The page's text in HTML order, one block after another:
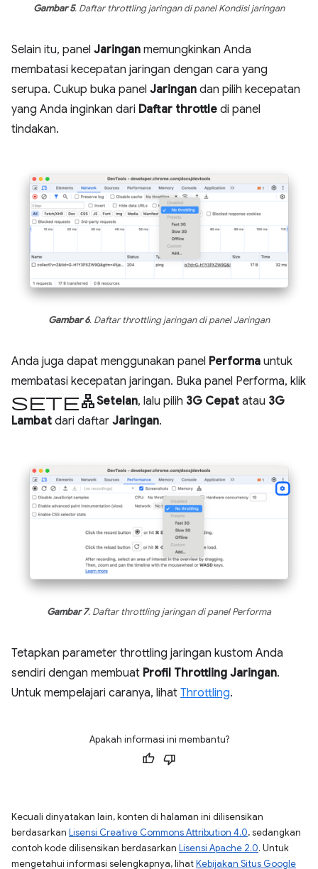
Gambar 5. Daftar throttling jaringan di panel Kondisi jaringan
Selain itu, panel Jaringan memungkinkan Anda
membatasi kecepatan jaringan dengan cara yang
serupa. Cukup buka panel Jaringan dan pilih kecepatan
yang Anda inginkan dari Daftar throttle di panel
tindakan.
Gambar 6. Daftar throttling jaringan di panel Jaringan
Anda juga dapat menggunakan panel Performa untuk
membatasi kecepatan jaringan. Buka panel Performa, klik
setelanSetelan, lalu pilih 3G Cepat atau 3G
Lambat dari daftar Jaringan.
Gambar 7. Daftar throttling jaringan di panel Performa
Tetapkan parameter throttling jaringan kustom Anda
sendiri dengan membuat Profil Throttling Jaringan.
Untuk mempelajari caranya, lihat Throttling.
Apakah informasi ini membantu?
Kecuali dinyatakan lain, konten di halaman ini dilisensikan
berdasarkan Lisensi Creative Commons Attribution 4.0, sedangkan
contoh kode dilisensikan berdasarkan Lisensi Apache 2.0. Untuk
mengetahui informasi selengkapnya, lihatKebijakan Situs Google